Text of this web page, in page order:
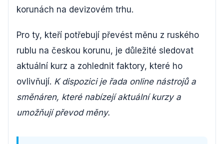
korunách na devizovém trhu.
Pro ty, kteří potřebují převést měnu z ruského
rublu na českou korunu, je důležité sledovat
aktuální kurz a zohlednit faktory, které ho
ovlivňují. K dispozici je řada online nástrojů a
směnáren, které nabízejí aktuální kurzy a
umožňují převod měny.